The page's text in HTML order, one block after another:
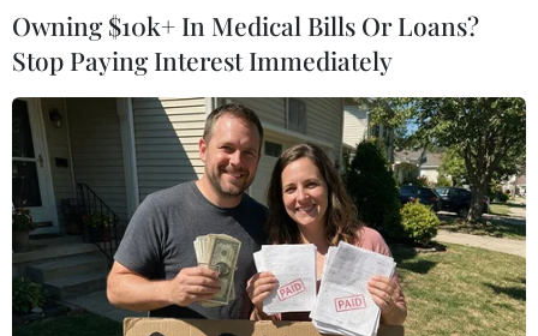
Owning $10k+ In Medical Bills Or Loans?
Stop Paying Interest Immediately